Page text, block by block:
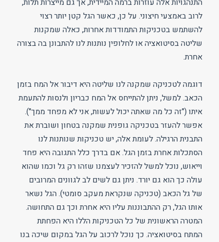
התנהגויות אלה עוזרות ברמה המיידית, אך גם מייצרות תלות,
לרוב באמצעי חיצוני. על כן, כאשר הגל קטן יותר רצוי
להשתמש בטכניקות התמודדות אחרות, כאלה שמקנות
שליטה בסיטואציה או לחלופין נותנות לנו להתבונן בה בצורה
אחרת.
דוגמה לטכניקה שמקנה לנו שליטה היא דיבור אל המח בזמן
הכאב. למשל, ניתן להתייחס אל המח כבריון ולנסות להתעמת
איתו ("זה כל מה שאתה יכול לעשות, אני לא מפחד ממך").
אפשר להעזר בטכניקה גופנית שמקנה בטחון ושוברת את
התבנית הרגילה. לעומת אלה, יש טכניקות שנותנות לנו
הסתכלות אחרת בזמן הגל. אם בדרך כלל התגובה היא פחד
וייאוש, נוכל למשל להזכיר לעצמנו שזהו רק גל וכמו שהוא
עולה כך הוא גם יורד. ניתן גם לשים לב לגוונים המרובים
של גל הכאב (טכניקה שנקראת מעקב סומטי). הגל נשאר
אותו הגל, רק ההתבוננות עליו היא אחרת וכך גם התחושה.
המטרה הראשונית של כל הטכניקות הללו היא הפחתת
המתח בסיטואציה. כך נוכל לרכוב על הגל במקום שיכה בנו